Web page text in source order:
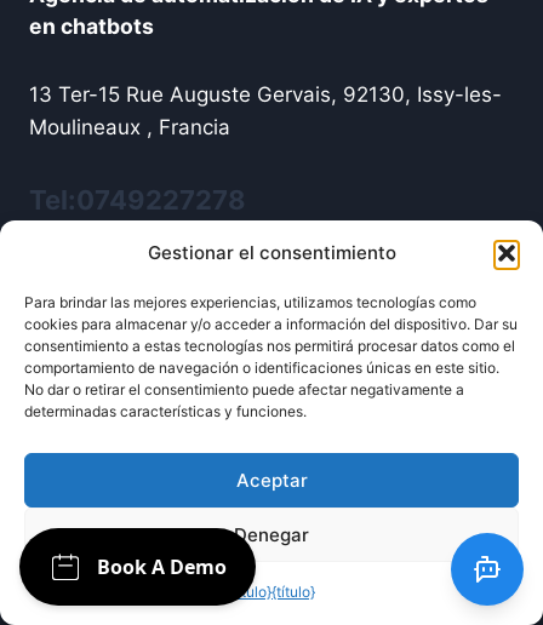
Gestionar el consentimiento
Para brindar las mejores experiencias, utilizamos tecnologías como
cookies para almacenar y/o acceder a información del dispositivo. Dar su
consentimiento a estas tecnologías nos permitirá procesar datos como el
comportamiento de navegación o identificaciones únicas en este sitio.
No dar o retirar el consentimiento puede afectar negativamente a
determinadas características y funciones.
Aceptar
Denegar
{título}{título}
en chatbots
13 Ter-15 Rue Auguste Gervais, 92130, Issy-les-
Moulineaux , Francia
Tel:0749227278
Condiciones de uso
Aviso Legal
política de privacidad
Blog
Blog de noticias sobre inteligencia artificial